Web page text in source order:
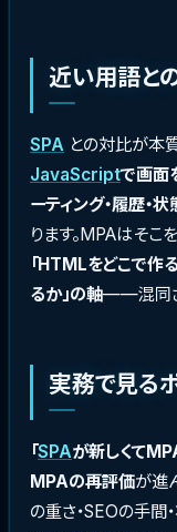
近い用語と
SPA との対比が本
JavaScriptで画面
ーティング・履歴・
ります。MPAはそこ
「HTMLをどこで作
るか」の軸——混同さ
実務で見る
「SPAが新しくて
MPAの再評価が進
の重さ・SEOの手間